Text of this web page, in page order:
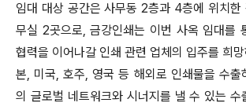
임대 대상 공간은 사무동 2층과 4층에 위치
무실 2곳으로, 금강인쇄는 이번 사옥 임대를
협력을 이어나갈 인쇄 관련 업체의 입주를 희
본, 미국, 호주, 영국 등 해외로 인쇄물을 수출
의 글로벌 네트워크와 시너지를 낼 수 있는 수